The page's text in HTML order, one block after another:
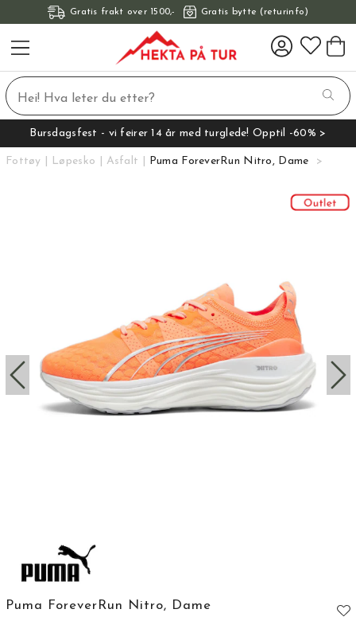
Gratis frakt over 1500,- Gratis bytte (returinfo)
Bursdagsfest - vi feirer 14 år med turglede! Opptil -60% >
Fottøy Løpesko Asfalt Puma ForeverRun Nitro, Dame
Puma ForeverRun Nitro, Dame